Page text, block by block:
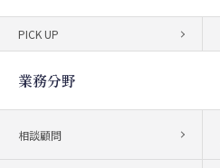
PICK UP
業務分野
相談顧問